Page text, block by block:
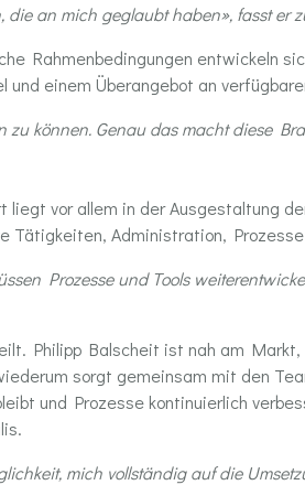
an mich geglaubt haben», fasst er
Rahmenbedingungen entwickeln
einem Überangebot an
können. Genau das macht diese
vor allem in der Ausgestaltung
Tätigkeiten, Administration,
Prozesse und Tools
Philipp Balscheit ist nah am
sorgt gemeinsam mit den
und Prozesse kontinuierlich
mich vollständig auf die